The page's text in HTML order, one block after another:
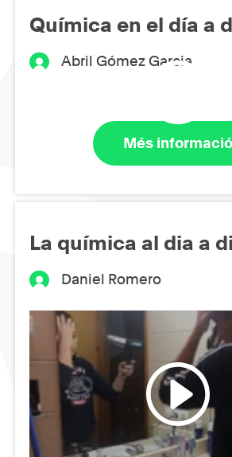
Química en el día a
Abril Gómez Garcia
Més informació
La química al dia a
Daniel Romero